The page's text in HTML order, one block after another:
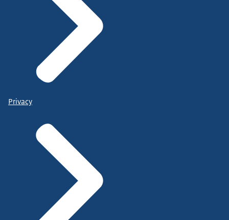
Privacy